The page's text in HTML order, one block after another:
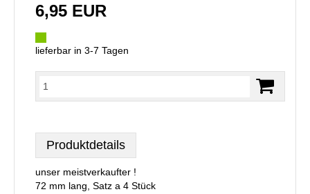
6,95 EUR
lieferbar in 3-7 Tagen
Produktdetails
unser meistverkaufter !
72 mm lang, Satz a 4 Stück